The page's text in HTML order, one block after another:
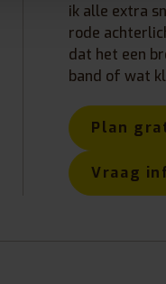
ik alle extra
rode
dat het een
band of wat
Plan
Vraag